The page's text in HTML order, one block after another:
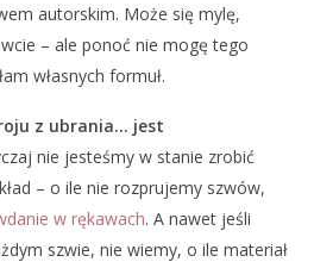
autorskim. Może się mylę,
– ale ponoć nie mogę tego
własnych formuł.
z ubrania… jest
nie jesteśmy w stanie zrobić
– o ile nie rozprujemy szwów,
w rękawach. A nawet jeśli
szwie, nie wiemy, o ile materiał